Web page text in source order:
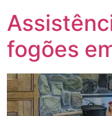
fogões